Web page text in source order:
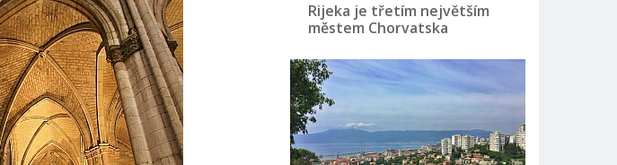
Rijeka je třetím největším
městem Chorvatska